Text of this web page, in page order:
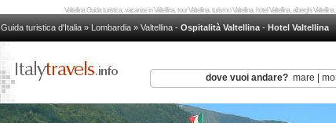
Valtellina Guida turistica, vacanze in Valtellina, tour Valtellina, turismo Valtellina, hotel Valtellina, alberghi
Guida turistica d'Italia » Lombardia » Valtellina - Ospitalità Valtellina - Hotel Valtellina
dove vuoi andare? mare